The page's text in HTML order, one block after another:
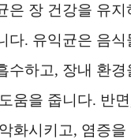
은 장 건강을 유
다. 유익균은 음식
수하고, 장내 환경
움을 줍니다. 반
화시키고, 염증